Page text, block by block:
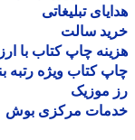
تبلیغاتی
سالت
چاپ کتاب با
کتاب ویژه رتبه
موزیک
مرکزی بوش